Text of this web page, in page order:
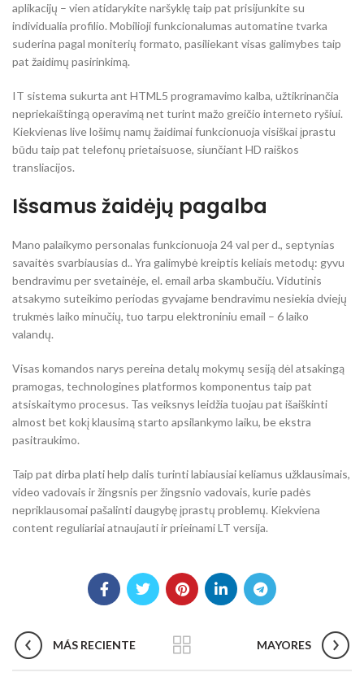
aplikacijų – vien atidarykite naršyklę taip pat prisijunkite su
individualia profilio. Mobilioji funkcionalumas automatine tvarka
suderina pagal moniterių formato, pasiliekant visas galimybes taip
pat žaidimų pasirinkimą.
IT sistema sukurta ant HTML5 programavimo kalba, užtikrinančia
nepriekaištingą operavimą net turint mažo greičio interneto ryšiui.
Kiekvienas live lošimų namų žaidimai funkcionuoja visiškai įprastu
būdu taip pat telefonų prietaisuose, siunčiant HD raiškos
transliacijos.
Išsamus žaidėjų pagalba
Mano palaikymo personalas funkcionuoja 24 val per d., septynias
savaitės svarbiausias d.. Yra galimybė kreiptis keliais metodų: gyvu
bendravimu per svetainėje, el. email arba skambučiu. Vidutinis
atsakymo suteikimo periodas gyvajame bendravimu nesiekia dviejų
trukmės laiko minučių, tuo tarpu elektroniniu email – 6 laiko
valandų.
Visas komandos narys pereina detalų mokymų sesiją dėl atsakingą
pramogas, technologines platformos komponentus taip pat
atsiskaitymo procesus. Tas veiksnys leidžia tuojau pat išaiškinti
almost bet kokį klausimą starto apsilankymo laiku, be ekstra
pasitraukimo.
Taip pat dirba plati help dalis turinti labiausiai keliamus užklausimais,
video vadovais ir žingsnis per žingsnio vadovais, kurie padės
nepriklausomai pašalinti daugybę įprastų problemų. Kiekviena
content reguliariai atnaujauti ir prieinami LT versija.
MÁS RECIENTE MAYORES